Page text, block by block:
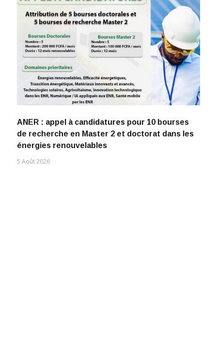
ANER : appel à candidatures pour 10 bourses
de recherche en Master 2 et doctorat dans les
énergies renouvelables
5 Août 2026